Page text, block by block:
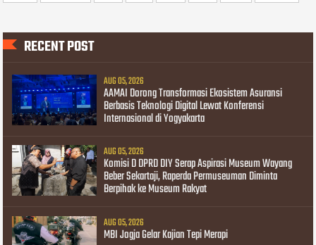
RECENT POST
AUG 05, 2026
AAMAI Dorong Transformasi Ekosistem Asuransi
Berbasis Teknologi Digital Lewat Konferensi
Internasional di Yogyakarta
AUG 05, 2026
Komisi D DPRD DIY Serap Aspirasi Museum Wayang
Beber Sekartaji, Raperda Permuseuman Diminta
Berpihak ke Museum Rakyat
AUG 05, 2026
MBI Jogja Gelar Kajian Tepi Merapi